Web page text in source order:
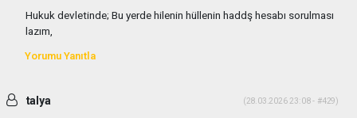
Hukuk devletinde; Bu yerde hilenin hüllenin haddş hesabı sorulması
lazım,
Yorumu Yanıtla
talya (28.03.2026 23:08 - #429)